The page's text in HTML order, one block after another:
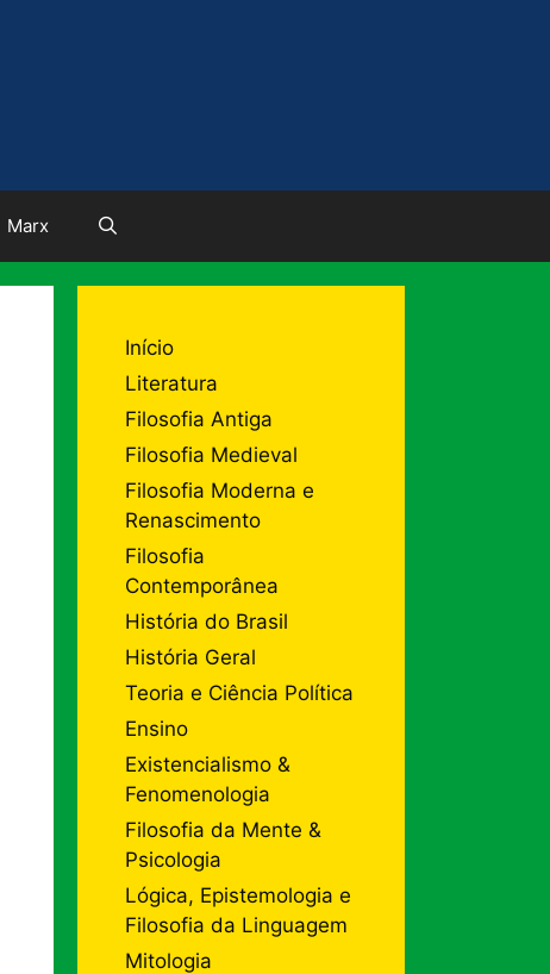
Marx
Início
Literatura
Filosofia Antiga
Filosofia Medieval
Filosofia Moderna e
Renascimento
Filosofia
Contemporânea
História do Brasil
História Geral
Teoria e Ciência Política
Ensino
Existencialismo &
Fenomenologia
Filosofia da Mente &
Psicologia
Lógica, Epistemologia e
Filosofia da Linguagem
Mitologia